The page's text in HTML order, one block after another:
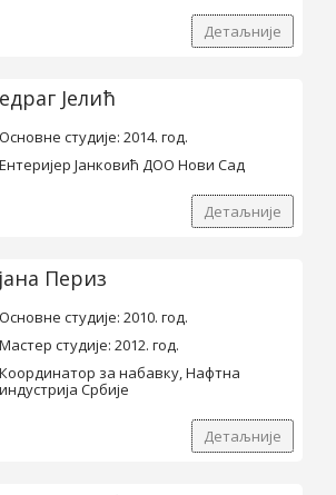
Детаљније
Јелић
Основне студије: 2014. год.
Ентеријер Јанковић ДОО Нови Сад
Детаљније
Периз
Основне студије: 2010. год.
Мастер студије: 2012. год.
Координатор за набавку, Нафтна
индустрија Србије
Детаљније